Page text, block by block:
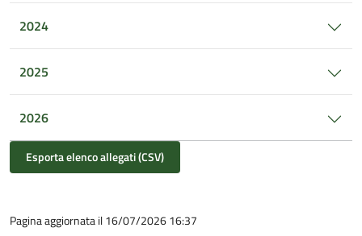
2024
2025
2026
Esporta elenco allegati (CSV)
Pagina aggiornata il 16/07/2026 16:37